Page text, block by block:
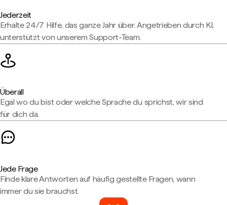
Jederzeit
Erhalte 24/7 Hilfe, das ganze Jahr über. Angetrieben durch KI,
unterstützt von unserem Support-Team.
Überall
Egal wo du bist oder welche Sprache du sprichst, wir sind
für dich da.
Jede Frage
Finde klare Antworten auf häufig gestellte Fragen, wann
immer du sie brauchst.